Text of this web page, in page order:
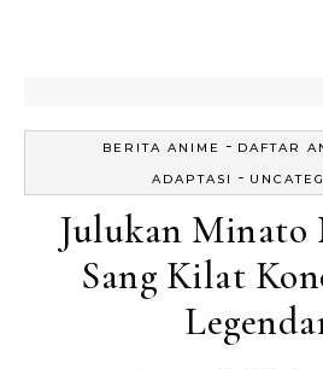
BERITA ANIME - DAFTAR
ADAPTASI
-
Julukan Minato
Sang Kilat